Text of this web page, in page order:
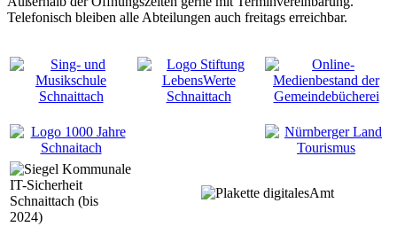
Telefonisch bleiben alle Abteilungen auch freitags erreichbar.